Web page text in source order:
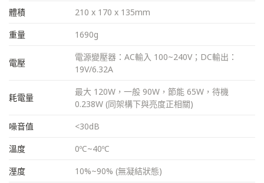
體積
210 x 170 x 135mm
重量
1690g
電壓
電源變壓器：AC輸入 100~240V；DC輸出：
19V/6.32A
耗電量
最大 120W，一般 90W，節能 65W，待機
0.238W (同架構下與亮度正相關)
噪音值
<30dB
溫度
0ºC~40ºC
溼度
10%~90% (無凝結狀態)